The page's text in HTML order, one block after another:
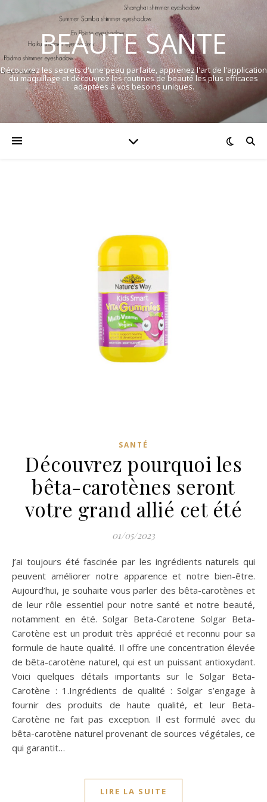
BEAUTE SANTE
Découvrez les secrets d'une peau parfaite, apprenez l'art de l'application
du maquillage et découvrez les routines de beauté les plus efficaces
adaptées à vos besoins uniques.
SANTÉ
Découvrez pourquoi les
bêta-carotènes seront
votre grand allié cet été
01/05/2023
J’ai toujours été fascinée par les ingrédients naturels qui
peuvent améliorer notre apparence et notre bien-être.
Aujourd’hui, je souhaite vous parler des bêta-carotènes et
de leur rôle essentiel pour notre santé et notre beauté,
notamment en été. Solgar Beta-Carotene Solgar Beta-
Carotène est un produit très apprécié et reconnu pour sa
formule de haute qualité. Il offre une concentration élevée
de bêta-carotène naturel, qui est un puissant antioxydant.
Voici quelques détails importants sur le Solgar Beta-
Carotène : 1.Ingrédients de qualité : Solgar s’engage à
fournir des produits de haute qualité, et leur Beta-
Carotène ne fait pas exception. Il est formulé avec du
bêta-carotène naturel provenant de sources végétales, ce
qui garantit…
LIRE LA SUITE